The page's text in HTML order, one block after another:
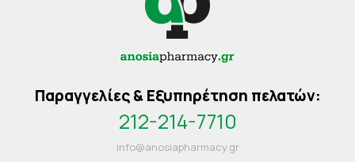
Παραγγελίες & Εξυπηρέτηση πελατών:
212-214-7710
info@anosiapharmacy.gr